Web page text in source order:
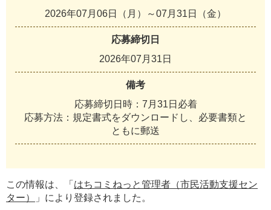
2026年07月06日（月）～07月31日（金）
応募締切日
2026年07月31日
備考
応募締切日時：7月31日必着
応募方法：規定書式をダウンロードし、必要書類と
ともに郵送
この情報は、「 はちコミねっと管理者（市民活動支援セン
ター）
」により登録されました。